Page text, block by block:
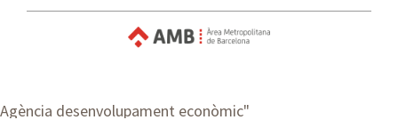
Agència desenvolupament econòmic"